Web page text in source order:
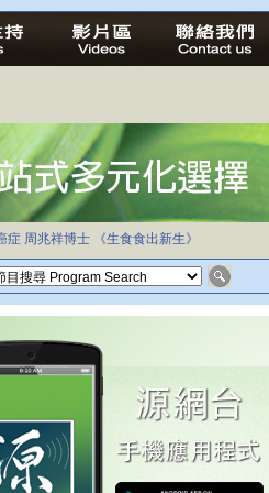
症 周兆祥博士 《生食食出新生》